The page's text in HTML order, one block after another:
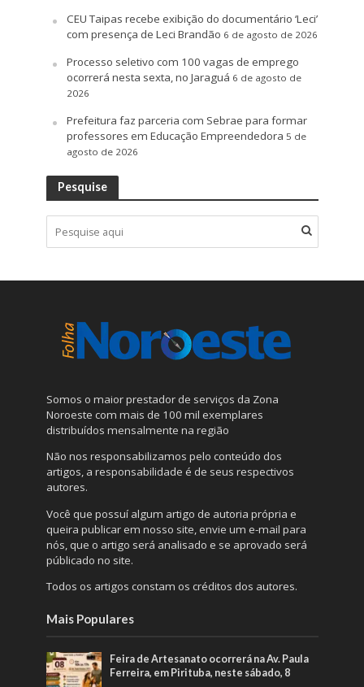
CEU Taipas recebe exibição do documentário ‘Leci’
com presença de Leci Brandão 6 de agosto de 2026
Processo seletivo com 100 vagas de emprego
ocorrerá nesta sexta, no Jaraguá 6 de agosto de
2026
Prefeitura faz parceria com Sebrae para formar
professores em Educação Empreendedora 5 de
agosto de 2026
Pesquise
Somos o maior prestador de serviços da Zona
Noroeste com mais de 100 mil exemplares
distribuídos mensalmente na região
Não nos responsabilizamos pelo conteúdo dos
artigos, a responsabilidade é de seus respectivos
autores.
Você que possuí algum artigo de autoria própria e
queira publicar em nosso site, envie um e-mail para
nós, que o artigo será analisado e se aprovado será
públicado no site.
Todos os artigos constam os créditos dos autores.
Mais Populares
Feira de Artesanato ocorrerá na Av. Paula
Ferreira, em Pirituba, neste sábado, 8